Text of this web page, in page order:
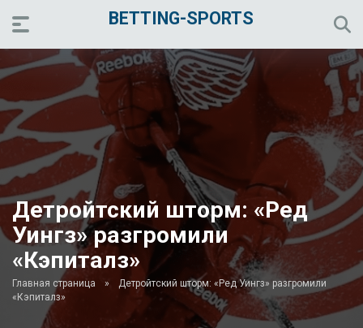
BETTING-SPORTS
Детройтский шторм: «Ред
Уингз» разгромили
«Кэпиталз»
Главная страница »
Детройтский шторм: «Ред Уингз» разгромили
«Кэпиталз»